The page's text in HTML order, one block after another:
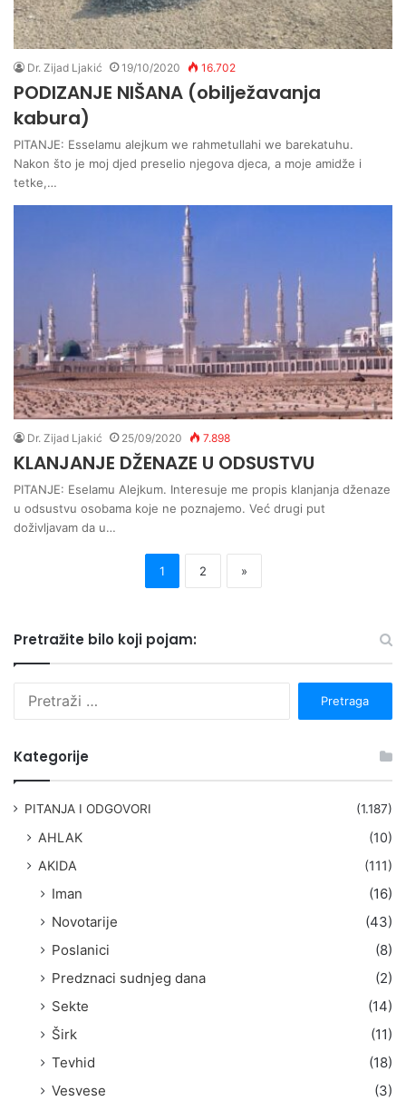
Dr. Zijad Ljakić 19/10/2020 16.702
PODIZANJE NIŠANA (obilježavanja
kabura)
PITANJE: Esselamu alejkum we rahmetullahi we barekatuhu.
Nakon što je moj djed preselio njegova djeca, a moje amidže i
tetke,…
Dr. Zijad Ljakić 25/09/2020 7.898
KLANJANJE DŽENAZE U ODSUSTVU
PITANJE: Eselamu Alejkum. Interesuje me propis klanjanja dženaze
u odsustvu osobama koje ne poznajemo. Već drugi put
doživljavam da u…
1 2 »
Pretražite bilo koji pojam:
Kategorije
PITANJA I ODGOVORI (1.187)
AHLAK
(10)
AKIDA
(111)
Iman
(16)
Novotarije
(43)
Poslanici
(8)
Predznaci sudnjeg dana
(2)
Sekte
(14)
Širk
(11)
Tevhid
(18)
Vesvese
(3)